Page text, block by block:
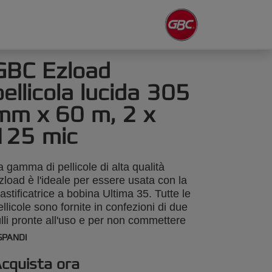
Ezload
lucida 305
x 60 m, 2 x
mic
gamma di pellicole di alta qualità
è l'ideale per essere usata con la
a bobina Ultima 35. Tutte le
sono fornite in confezioni di due
pronte all'uso e per non commettere
ora